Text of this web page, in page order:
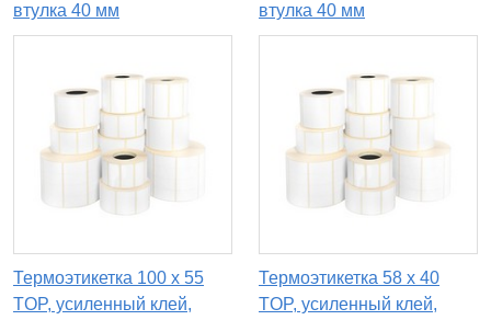
втулка 40 мм
втулка 40 мм
Термоэтикетка 100 х 55
TOP, усиленный клей,
Термоэтикетка 58 х 40
TOP, усиленный клей,